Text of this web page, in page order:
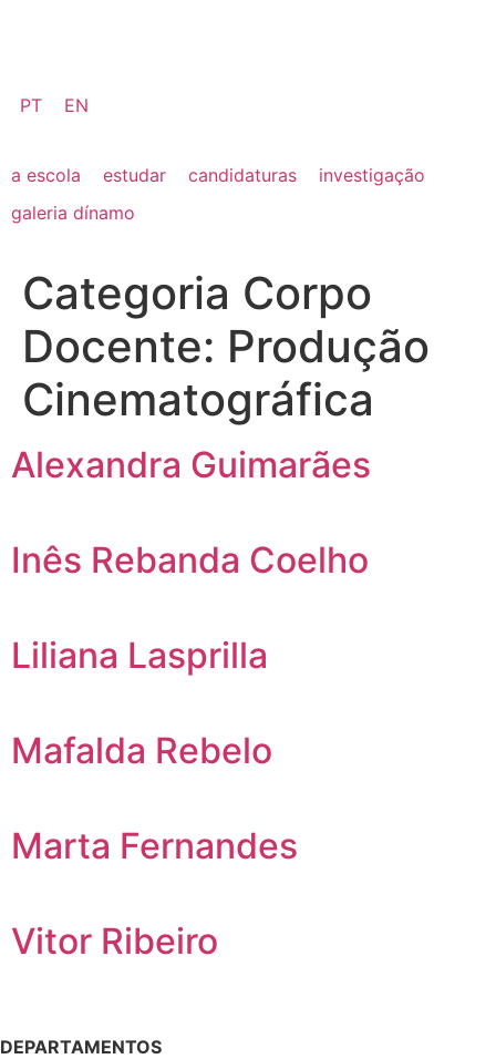
PT EN
a escola estudar candidaturas
investigação
galeria dínamo
Categoria Corpo
Docente: Produção
Cinematográfica
Alexandra Guimarães
Inês Rebanda Coelho
Liliana Lasprilla
Mafalda Rebelo
Marta Fernandes
Vitor Ribeiro
DEPARTAMENTOS